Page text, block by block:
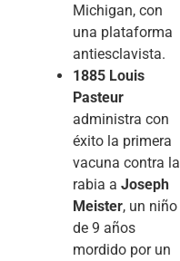
Michigan, con
una plataforma
antiesclavista.
1885 Louis
Pasteur
administra con
éxito la primera
vacuna contra la
rabia a Joseph
Meister, un niño
de 9 años
mordido por un